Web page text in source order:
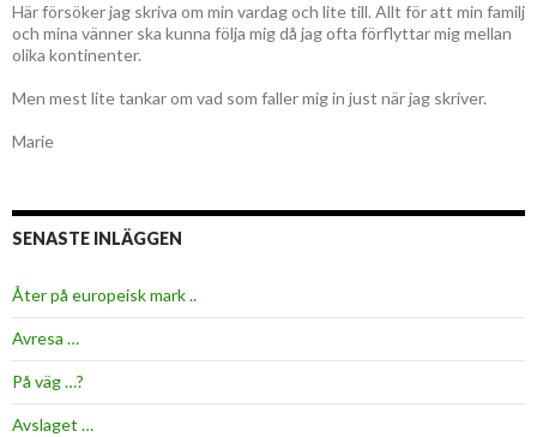
Här försöker jag skriva om min vardag och lite till. Allt för att min familj
och mina vänner ska kunna följa mig då jag ofta förflyttar mig mellan
olika kontinenter.
Men mest lite tankar om vad som faller mig in just när jag skriver.
Marie
SENASTE INLÄGGEN
Åter på europeisk mark ..
Avresa …
På väg …?
Avslaget …